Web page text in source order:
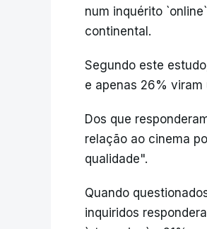
num inquérito
continental.
Segundo este
e apenas 26% viram
Dos que
relação ao cinema
qualidade".
Quando
inquiridos